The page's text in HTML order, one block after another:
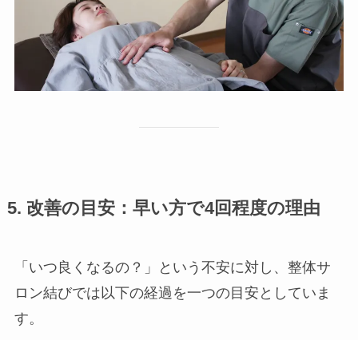
5. 改善の目安：早い方で4回程度の理由
「いつ良くなるの？」という不安に対し、整体サ
ロン結びでは以下の経過を一つの目安としていま
す。